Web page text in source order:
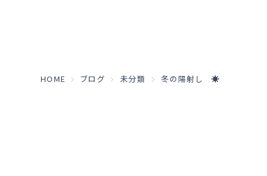
HOME ブログ 未分類 冬の陽射し ☀